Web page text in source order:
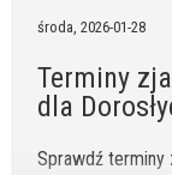
środa,2026-01-28
Terminy
dla
Sprawdź